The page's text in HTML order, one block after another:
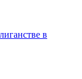
в